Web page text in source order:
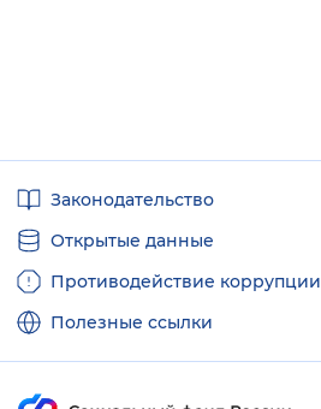
ссылкиЗаконодательство
Открытые данные
Противодействие коррупции
Полезные ссылки